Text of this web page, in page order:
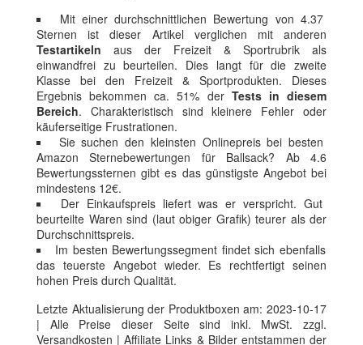
Mit einer durchschnittlichen Bewertung von 4.37
Sternen ist dieser Artikel verglichen mit anderen
Testartikeln aus der Freizeit & Sportrubrik als
einwandfrei zu beurteilen. Dies langt für die zweite
Klasse bei den Freizeit & Sportprodukten. Dieses
Ergebnis bekommen ca. 51% der Tests in diesem
Bereich. Charakteristisch sind kleinere Fehler oder
käuferseitige Frustrationen.
Sie suchen den kleinsten Onlinepreis bei besten
Amazon Sternebewertungen für Ballsack? Ab 4.6
Bewertungssternen gibt es das günstigste Angebot bei
mindestens 12€.
Der Einkaufspreis liefert was er verspricht. Gut
beurteilte Waren sind (laut obiger Grafik) teurer als der
Durchschnittspreis.
Im besten Bewertungssegment findet sich ebenfalls
das teuerste Angebot wieder. Es rechtfertigt seinen
hohen Preis durch Qualität.
Letzte Aktualisierung der Produktboxen am: 2023-10-17
| Alle Preise dieser Seite sind inkl. MwSt. zzgl.
Versandkosten | Affiliate Links & Bilder entstammen der